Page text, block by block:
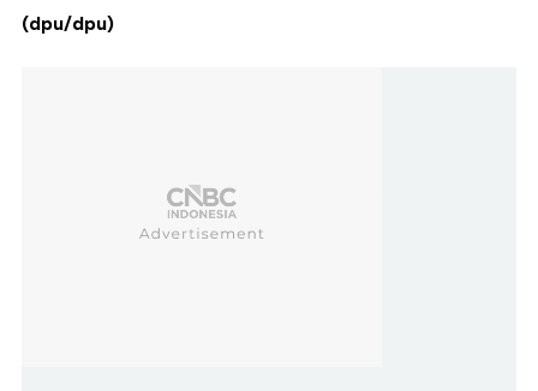
(dpu/dpu)